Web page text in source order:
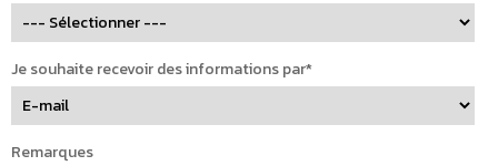
Je souhaite recevoir des informations par*
Remarques